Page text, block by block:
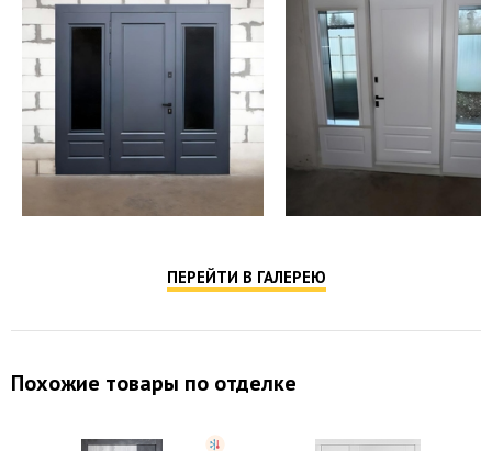
ПЕРЕЙТИ В ГАЛЕРЕЮ
Похожие товары по отделке